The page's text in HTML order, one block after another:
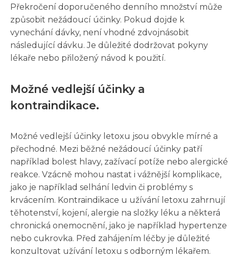
Překročení doporučeného denního množství může
způsobit nežádoucí účinky. Pokud dojde k
vynechání dávky, není vhodné zdvojnásobit
následující dávku. Je důležité dodržovat pokyny
lékaře nebo přiložený návod k použití.
Možné vedlejší účinky a
kontraindikace.
Možné vedlejší účinky letoxu jsou obvykle mírné a
přechodné. Mezi běžné nežádoucí účinky patří
například bolest hlavy, zažívací potíže nebo alergické
reakce. Vzácně mohou nastat i vážnější komplikace,
jako je například selhání ledvin či problémy s
krvácením. Kontraindikace u užívání letoxu zahrnují
těhotenství, kojení, alergie na složky léku a některá
chronická onemocnění, jako je například hypertenze
nebo cukrovka. Před zahájením léčby je důležité
konzultovat užívání letoxu s odborným lékařem.